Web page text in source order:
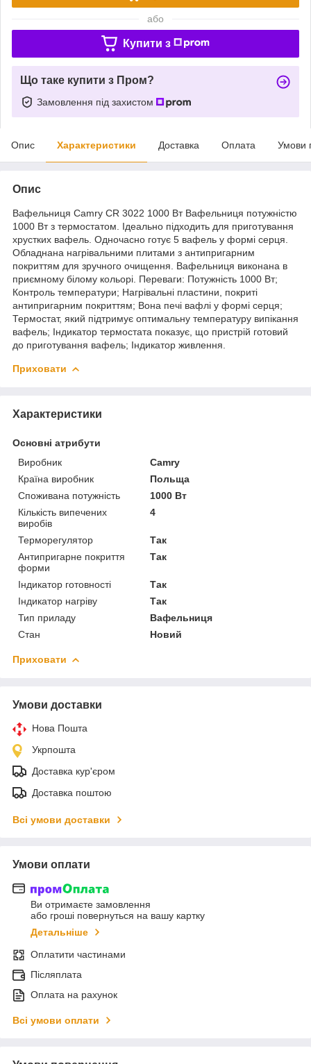
або
Купити з
Що таке купити з Пром?
Замовлення під захистом
Опис Характеристики Доставка Оплата Умови
Опис
Вафельниця Camry CR 3022 1000 Вт Вафельниця потужністю
1000 Вт з термостатом. Ідеально підходить для приготування
хрустких вафель. Одночасно готує 5 вафель у формі серця.
Обладнана нагрівальними плитами з антипригарним
покриттям для зручного очищення. Вафельниця виконана в
приємному білому кольорі. Переваги: Потужність 1000 Вт;
Контроль температури; Нагрівальні пластини, покриті
антипригарним покриттям; Вона печі вафлі у формі серця;
Термостат, який підтримує оптимальну температуру випікання
вафель; Індикатор термостата показує, що пристрій готовий
до приготування вафель; Індикатор живлення.
Приховати
Характеристики
Основні атрибути
Виробник
Camry
Країна виробник
Польща
Споживана потужність
1000 Вт
Кількість випечених
виробів
4
Терморегулятор
Так
Антипригарне покриття
форми
Так
Індикатор готовності
Так
Індикатор нагріву
Так
Тип приладу
Вафельниця
Стан
Новий
Приховати
Умови доставки
Нова Пошта
Укрпошта
Доставка кур'єром
Доставка поштою
Всі умови доставки
Умови оплати
Ви отримаєте замовлення
або гроші повернуться на вашу картку
Детальніше
Оплатити частинами
Післяплата
Оплата на рахунок
Всі умови оплати